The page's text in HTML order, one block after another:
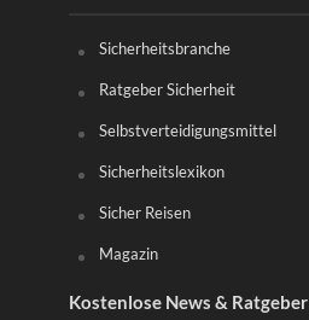
Sicherheitsbranche
Ratgeber Sicherheit
Selbstverteidigungsmittel
Sicherheitslexikon
Sicher Reisen
Magazin
Kostenlose News & Ratgeber